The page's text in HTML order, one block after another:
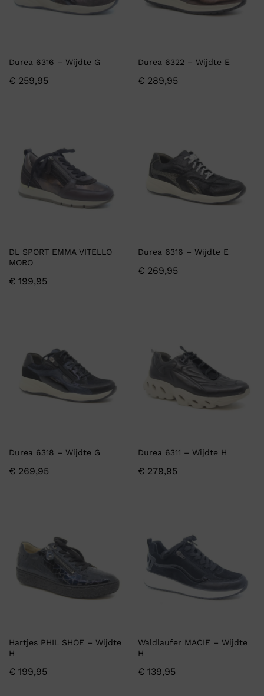
Durea 6316 – Wijdte G
€ 259,95
Durea 6322 – Wijdte E
€ 289,95
DL SPORT EMMA VITELLO
MORO
€ 199,95
Durea 6316 – Wijdte E
€ 269,95
Durea 6318 – Wijdte G
€ 269,95
Durea 6311 – Wijdte H
€ 279,95
Hartjes PHIL SHOE – Wijdte
H
€ 199,95
Waldlaufer MACIE – Wijdte
H
€ 139,95